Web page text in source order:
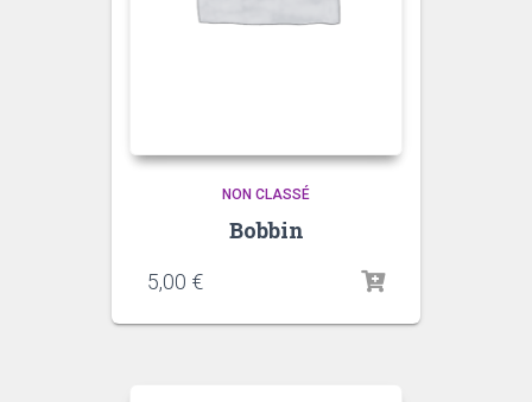
NON CLASSÉ
Bobbin
5,00 €